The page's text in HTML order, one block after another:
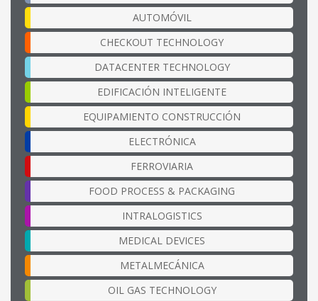
AUTOMÓVIL
CHECKOUT TECHNOLOGY
DATACENTER TECHNOLOGY
EDIFICACIÓN INTELIGENTE
EQUIPAMIENTO CONSTRUCCIÓN
ELECTRÓNICA
FERROVIARIA
FOOD PROCESS & PACKAGING
INTRALOGISTICS
MEDICAL DEVICES
METALMECÁNICA
OIL GAS TECHNOLOGY